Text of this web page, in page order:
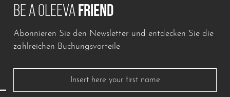
BE A OLEEVAFRIEND
Abonnieren Sie den Newsletter und entdecken Sie die
zahlreichen Buchungsvorteile